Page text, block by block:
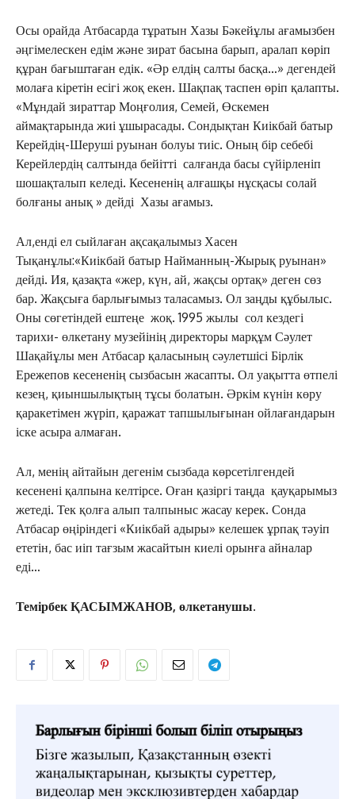
ОҚИҒА
КӨЗҚАРАС
ЗЕРТТЕУ
СҰХБАТ
Осы орайда Атбасарда тұратын Хазы Бәкейұлы ағамызбен
әңгімелескен едім және зират басына барып, аралап көріп
құран бағыштаған едік. «Әр елдің салты басқа…» дегендей
молаға кіретін есігі жоқ екен. Шақпақ таспен өріп қалапты.
«Мұндай зираттар Моңғолия, Семей, Өскемен
аймақтарында жиі ұшырасады. Сондықтан Киікбай батыр
Керейдің-Шеруші руынан болуы тиіс. Оның бір себебі
Керейлердің салтында бейітті салғанда басы сүйірленіп
шошақталып келеді. Кесененің алғашқы нұсқасы солай
болғаны анық » дейді Хазы ағамыз.
Ал,енді ел сыйлаған ақсақалымыз Хасен
Тықанұлы:«Киікбай батыр Найманның-Жырық руынан»
дейді. Ия, қазақта «жер, күн, ай, жақсы ортақ» деген сөз
бар. Жақсыға барлығымыз таласамыз. Ол заңды құбылыс.
Оны сөгетіндей ештеңе жоқ. 1995 жылы сол кездегі
тарихи- өлкетану музейінің директоры марқұм Сәулет
Шақайұлы мен Атбасар қаласының сәулетшісі Бірлік
Ережепов кесененің сызбасын жасапты. Ол уақытта өтпелі
кезең, қиыншылықтың тұсы болатын. Әркім күнін көру
қаракетімен жүріп, қаражат тапшылығынан ойлағандарын
іске асыра алмаған.
Ал, менің айтайын дегенім сызбада көрсетілгендей
кесенені қалпына келтірсе. Оған қазіргі таңда қауқарымыз
жетеді. Тек қолға алып талпыныс жасау керек. Сонда
Атбасар өңіріндегі «Киікбай адыры» келешек ұрпақ тәуіп
ететін, бас иіп тағзым жасайтын киелі орынға айналар
еді…
Темірбек ҚАСЫМЖАНОВ, өлкетанушы.